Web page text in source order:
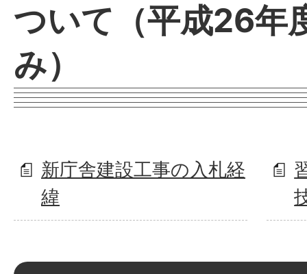
ついて（平成26年
み）
新庁舎建設工事の入札経
緯